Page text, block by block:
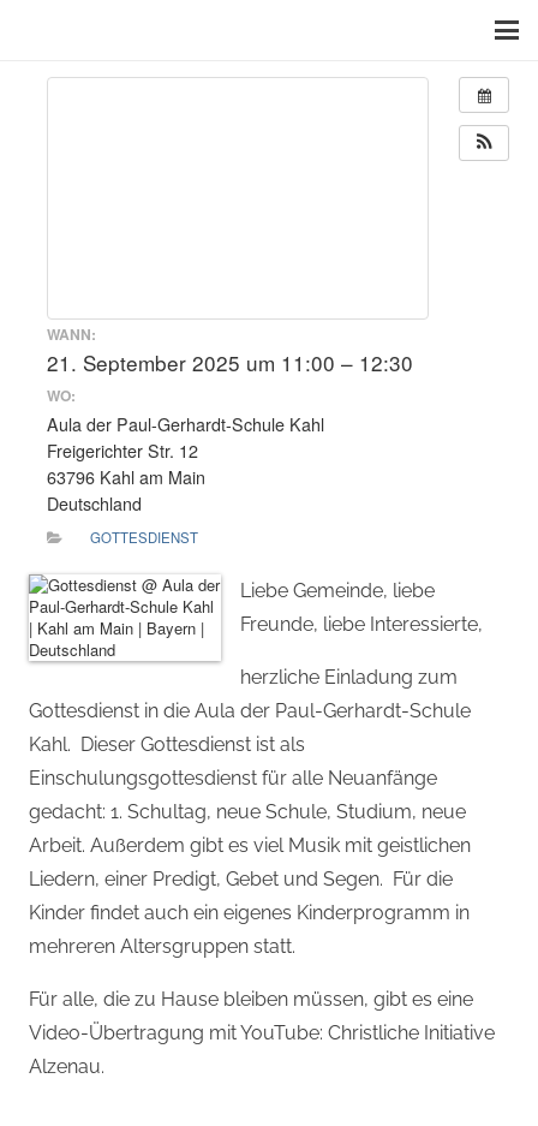
WANN:
21. September 2025 um 11:00 – 12:30
WO:
Aula der Paul-Gerhardt-Schule Kahl
Freigerichter Str. 12
63796 Kahl am Main
Deutschland
GOTTESDIENST
Liebe Gemeinde, liebe
Freunde, liebe Interessierte,
herzliche Einladung zum
Gottesdienst in die Aula der Paul-Gerhardt-Schule
Kahl. Dieser Gottesdienst ist als
Einschulungsgottesdienst für alle Neuanfänge
gedacht: 1. Schultag, neue Schule, Studium, neue
Arbeit. Außerdem gibt es viel Musik mit geistlichen
Liedern, einer Predigt, Gebet und Segen. Für die
Kinder findet auch ein eigenes Kinderprogramm in
mehreren Altersgruppen statt.
Für alle, die zu Hause bleiben müssen, gibt es eine
Video-Übertragung mit YouTube: Christliche Initiative
Alzenau.